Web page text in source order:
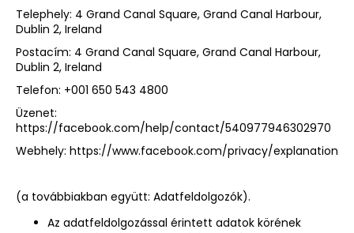
Telephely: 4 Grand Canal Square, Grand Canal Harbour,
Dublin 2, Ireland
Postacím: 4 Grand Canal Square, Grand Canal Harbour,
Dublin 2, Ireland
Telefon: +001 650 543 4800
Üzenet:
https://facebook.com/help/contact/540977946302970
Webhely: https://www.facebook.com/privacy/explanation
(a továbbiakban együtt: Adatfeldolgozók).
Az adatfeldolgozással érintett adatok körének